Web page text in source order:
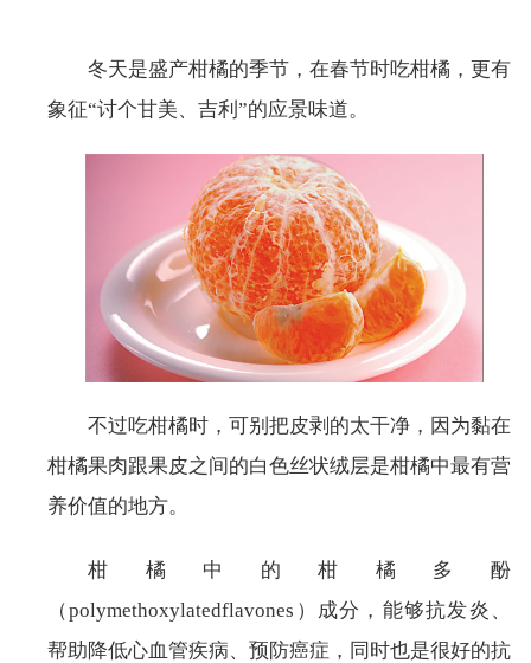
冬天是盛产柑橘的季节，在春节时吃柑橘，更有
象征“讨个甘美、吉利”的应景味道。
不过吃柑橘时，可别把皮剥的太干净，因为黏在
柑橘果肉跟果皮之间的白色丝状绒层是柑橘中最有营
养价值的地方。
柑橘中的柑橘多酚
（polymethoxylatedflavones）成分，能够抗发炎、
帮助降低心血管疾病、预防癌症，同时也是很好的抗